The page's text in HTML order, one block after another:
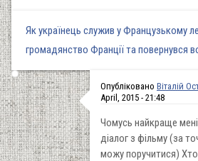
Як українець служив у Французькому
громадянство Франції та повернувся
Опубліковано Віталій
April, 2015 - 21:48
Чомусь найкраще
діалог з фільму (за
можу поручитися)